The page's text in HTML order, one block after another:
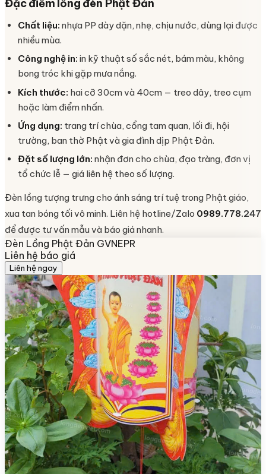
Đặc điểm lồng đèn Phật Đản
Chất liệu: nhựa PP dày dặn, nhẹ, chịu nước, dùng lại được
nhiều mùa.
Công nghệ in: in kỹ thuật số sắc nét, bám màu, không
bong tróc khi gặp mưa nắng.
Kích thước: hai cỡ 30cm và 40cm — treo dây, treo cụm
hoặc làm điểm nhấn.
Ứng dụng: trang trí chùa, cổng tam quan, lối đi, hội
trường, ban thờ Phật và gia đình dịp Phật Đản.
Đặt số lượng lớn: nhận đơn cho chùa, đạo tràng, đơn vị
tổ chức lễ — giá liên hệ theo số lượng.
Đèn lồng tượng trưng cho ánh sáng trí tuệ trong Phật giáo,
xua tan bóng tối vô minh. Liên hệ hotline/Zalo 0989.778.247
để được tư vấn mẫu và báo giá nhanh.
Đèn Lồng Phật Đản GVNEPR
Liên hệ báo giá
Liên hệ ngay